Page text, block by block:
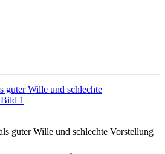
guter Wille und schlechte Vorstellung